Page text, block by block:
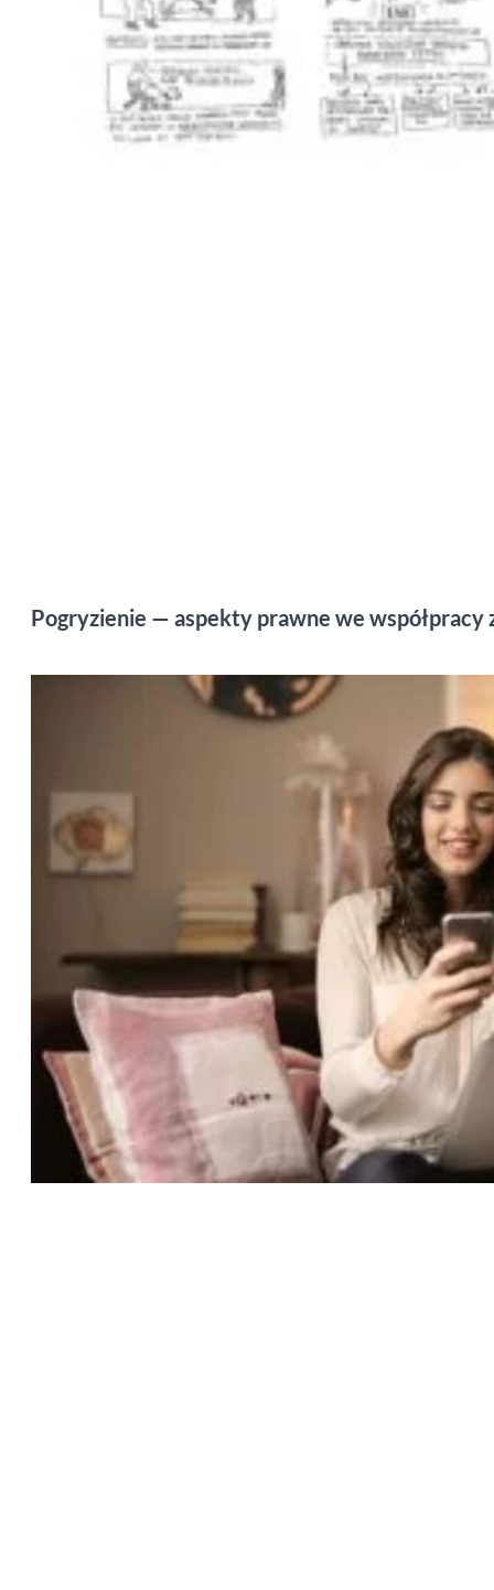
Pogryzienie — aspekty prawne we współpracy